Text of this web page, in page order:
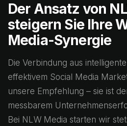
Der Ansatz von
steigern Sie Ihre
Media-Synergie
Die Verbindung aus
effektivem Social Media
unsere Empfehlung – sie ist
messbarem
Bei NLW Media starten wir